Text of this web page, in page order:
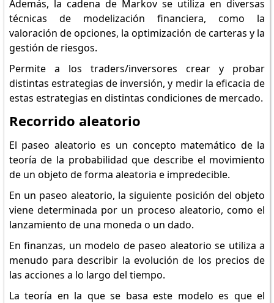
Además, la cadena de Markov se utiliza en diversas
técnicas de modelización financiera, como la
valoración de opciones, la optimización de carteras y la
gestión de riesgos.
Permite a los traders/inversores crear y probar
distintas estrategias de inversión, y medir la eficacia de
estas estrategias en distintas condiciones de mercado.
Recorrido aleatorio
El paseo aleatorio es un concepto matemático de la
teoría de la probabilidad que describe el movimiento
de un objeto de forma aleatoria e impredecible.
En un paseo aleatorio, la siguiente posición del objeto
viene determinada por un proceso aleatorio, como el
lanzamiento de una moneda o un dado.
En finanzas, un modelo de paseo aleatorio se utiliza a
menudo para describir la evolución de los precios de
las acciones a lo largo del tiempo.
La teoría en la que se basa este modelo es que el